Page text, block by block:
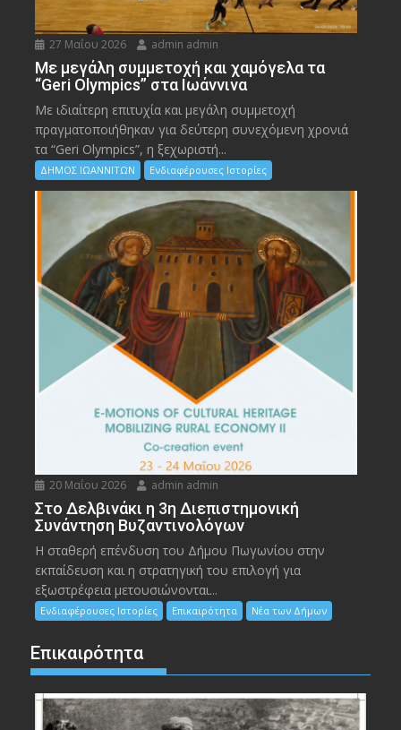
27 Μαΐου 2026 admin admin
Με μεγάλη συμμετοχή και χαμόγελα τα
“Geri Olympics” στα Ιωάννινα
Με ιδιαίτερη επιτυχία και μεγάλη συμμετοχή
πραγματοποιήθηκαν για δεύτερη συνεχόμενη χρονιά
τα “Geri Olympics”, η ξεχωριστή...
ΔΗΜΟΣ ΙΩΑΝΝΙΤΩΝ Ενδιαφέρουσες Ιστορίες
20 Μαΐου 2026 admin admin
Στο Δελβινάκι η 3η Διεπιστημονική
Συνάντηση Βυζαντινολόγων
Η σταθερή επένδυση του Δήμου Πωγωνίου στην
εκπαίδευση και η στρατηγική του επιλογή για
εξωστρέφεια μετουσιώνονται...
Ενδιαφέρουσες Ιστορίες Επικαιρότητα Νέα των Δήμων
Επικαιρότητα